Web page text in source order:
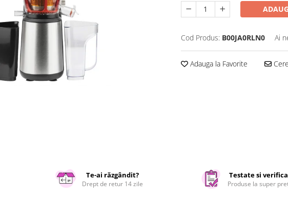
Cod Produs: B00JA0RLN0 Ai
Adauga la Favorite
Te-ai răzgândit?
Drept de retur 14 zile
Testate si
Produse la super